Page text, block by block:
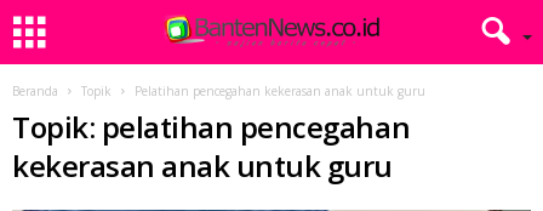
Beranda Topik Pelatihan pencegahan kekerasan anak untuk guru
Topik: pelatihan pencegahan
kekerasan anak untuk guru